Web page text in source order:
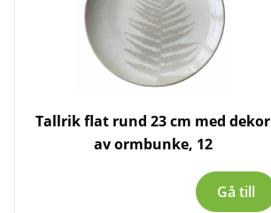
Tallrik flat rund 23 cm med dekor
av ormbunke, 12
Gå till